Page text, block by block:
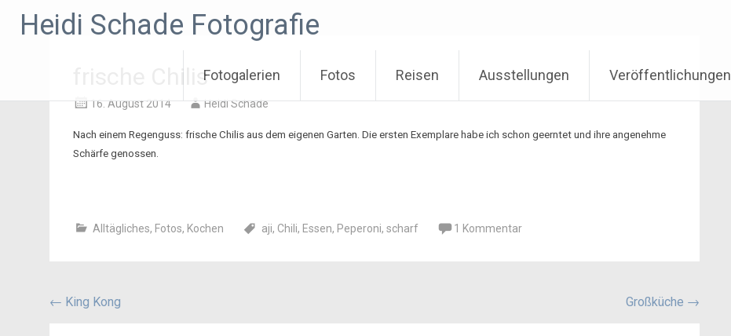
InhaltHeidi Schade Fotografie
Fotogalerien Fotos Reisen Ausstellungen Veröffentlichungen
frische Chilis
16. August 2014 Heidi Schade
Nach einem Regenguss: frische Chilis aus dem eigenen Garten. Die ersten Exemplare habe ich schon geerntet und ihre angenehme
Schärfe genossen.
Alltägliches, Fotos, Kochen aji, Chili, Essen, Peperoni, scharf 1 Kommentar
Beitragsnavigation
← King Kong Großküche →